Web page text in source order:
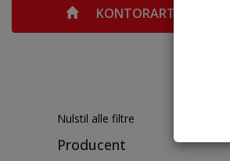
KONTORARTIKLER
Nulstil alle filtre
Producent